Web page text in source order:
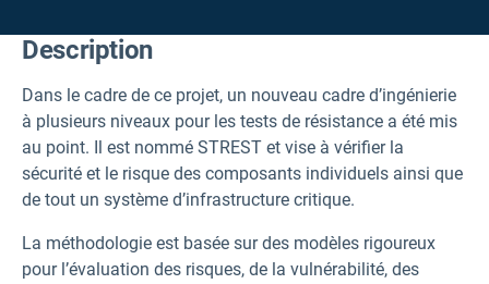
Description
Dans le cadre de ce projet, un nouveau cadre d’ingénierie
à plusieurs niveaux pour les tests de résistance a été mis
au point. Il est nommé STREST et vise à vérifier la
sécurité et le risque des composants individuels ainsi que
de tout un système d’infrastructure critique.
La méthodologie est basée sur des modèles rigoureux
pour l’évaluation des risques, de la vulnérabilité, des